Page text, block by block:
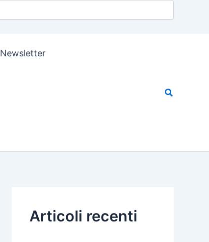
Newsletter
Articoli recenti